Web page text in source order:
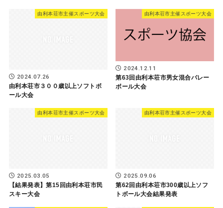
由利本荘市主催スポーツ大会
2024.07.26
由利本荘市３００歳以上ソフトボ
ール大会
由利本荘市主催スポーツ大会
2024.12.11
第63回由利本荘市男女混合バレー
ボール大会
由利本荘市主催スポーツ大会
2025.03.05
【結果発表】第15回由利本荘市民
スキー大会
由利本荘市主催スポーツ大会
2025.09.06
第62回由利本荘市300歳以上ソフ
トボール大会結果発表